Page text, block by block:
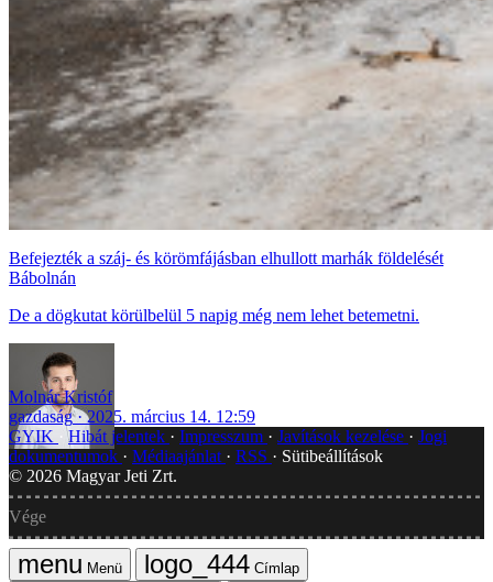
Befejezték a száj- és körömfájásban elhullott marhák földelését
Bábolnán
De a dögkutat körülbelül 5 napig még nem lehet betemetni.
Molnár Kristóf
gazdaság
2025. március 14. 12:59
GYIK
Hibát jelentek Impresszum Javítások kezelése
Jogi
dokumentumok
Médiaajánlat RSS
Sütibeállítások
© 2026 Magyar Jeti Zrt.
Vége
Menü
Címlap